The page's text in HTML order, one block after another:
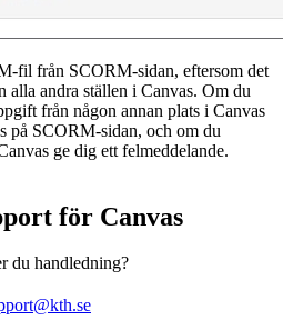
fil från SCORM-sidan, eftersom det
alla andra ställen i Canvas. Om du
från någon annan plats i Canvas
på SCORM-sidan, och om du
ge dig ett felmeddelande.
för Canvas
du handledning?